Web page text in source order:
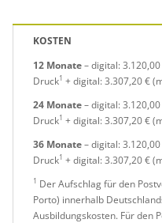
KOSTEN
12 Monate– digital:
Druck1 + digital: 3.307,20 €
24 Monate– digital:
Druck1 + digital: 3.307,20 €
36 Monate– digital:
Druck1 + digital: 3.307,20 €
1 Der Aufschlag für den
Porto) innerhalb
Ausbildungskosten. Für den